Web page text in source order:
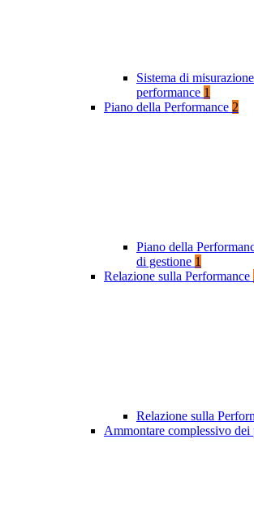
Sistema di
performance 1
Piano della Performance 2
Piano della
di gestione 1
Relazione sulla Performance
Relazione sulla
Ammontare complessivo dei